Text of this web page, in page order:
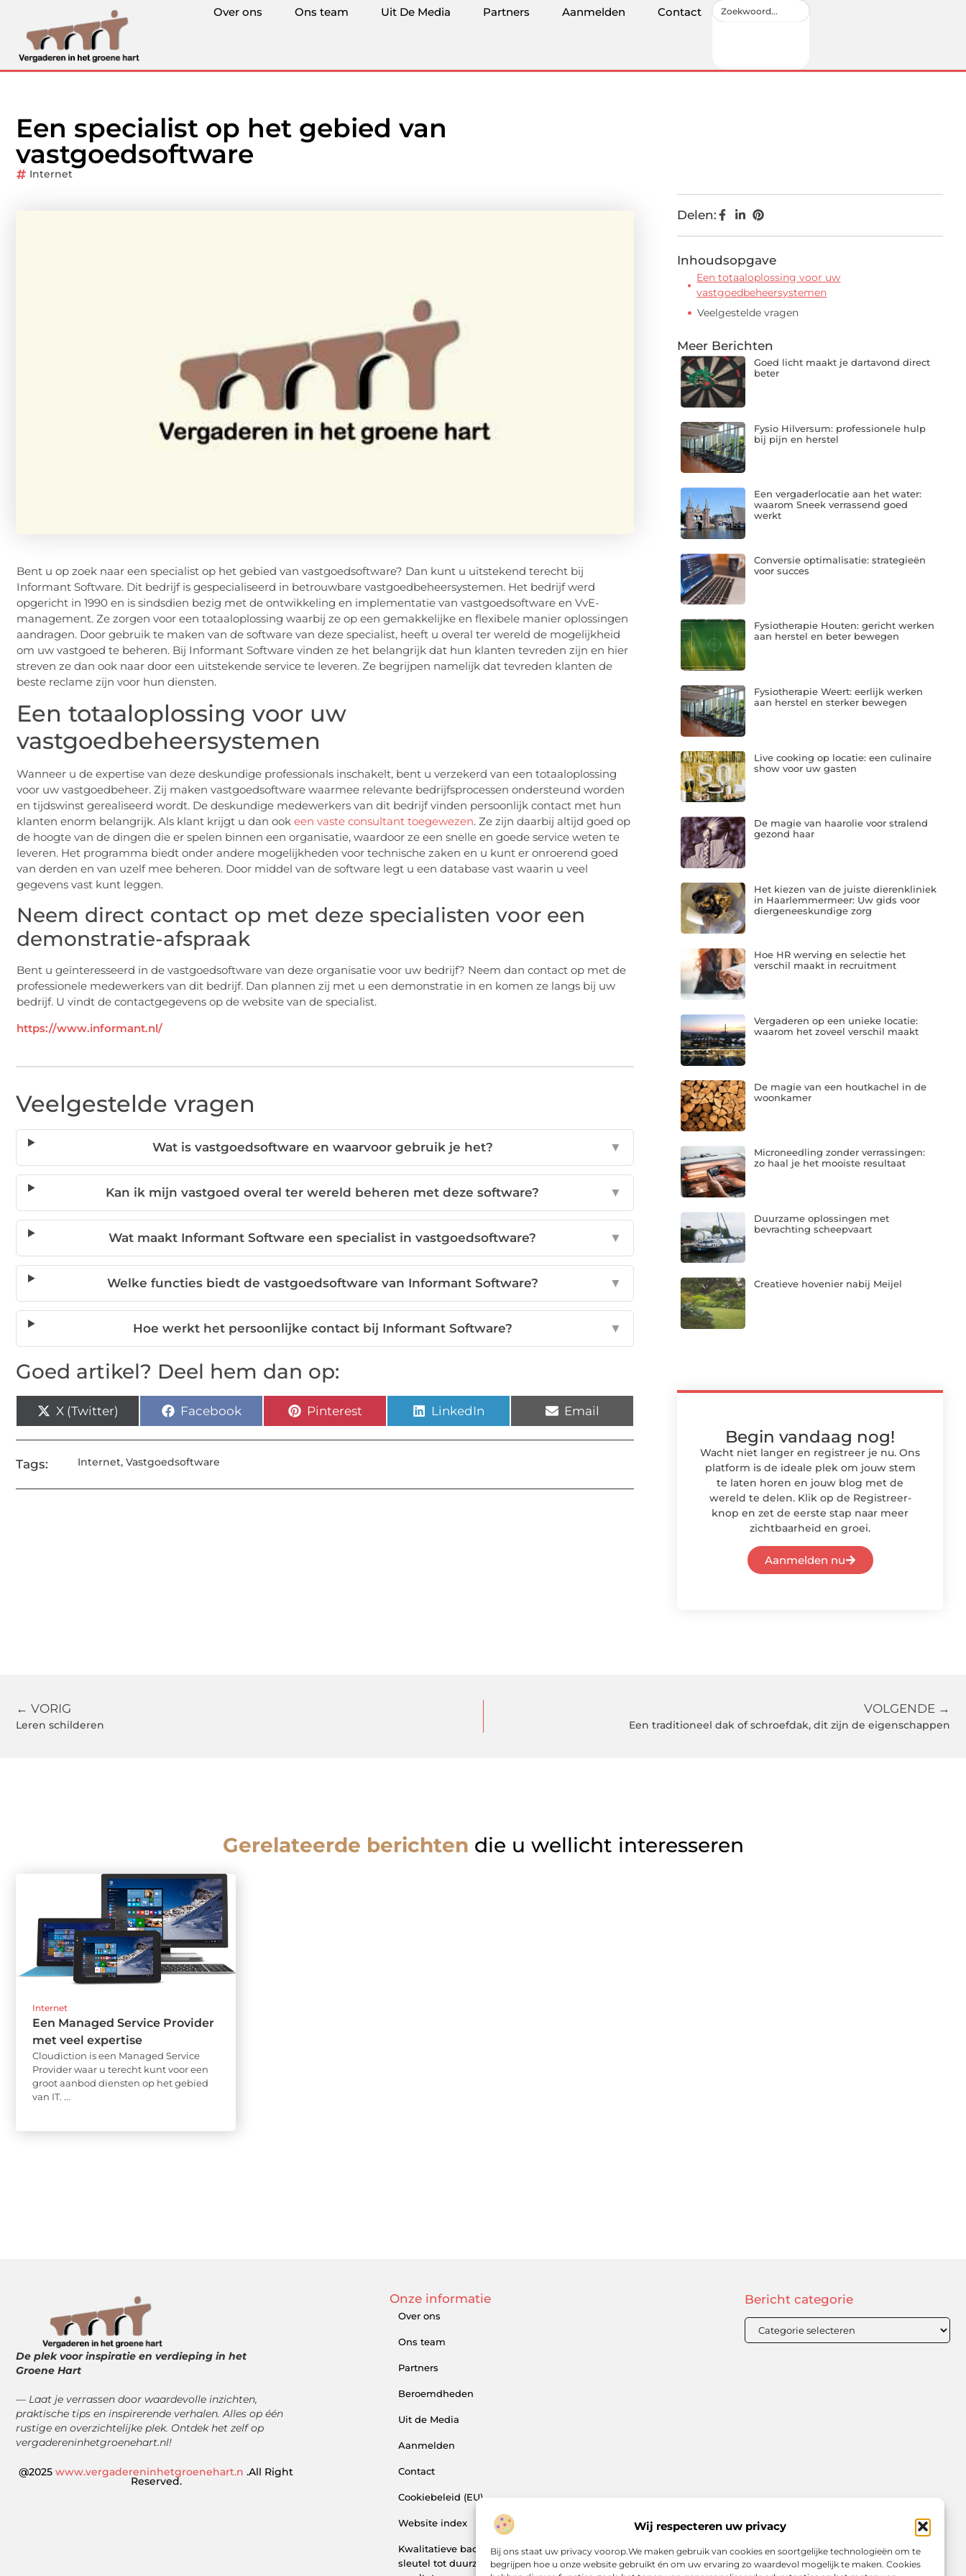
Wij respecteren uw privacy
Bij ons staat uw privacy voorop.We maken gebruik van cookies en soortgelijke technologieën om te
begrijpen hoe u onze website gebruikt én om uw ervaring zo waardevol mogelijk te maken. Cookies
Over ons Ons team Uit De Media Partners Aanmelden Contact
Een specialist op het gebied van
vastgoedsoftware
Internet
Bent u op zoek naar een specialist op het gebied van vastgoedsoftware? Dan kunt u uitstekend terecht bij
Informant Software. Dit bedrijf is gespecialiseerd in betrouwbare vastgoedbeheersystemen. Het bedrijf werd
opgericht in 1990 en is sindsdien bezig met de ontwikkeling en implementatie van vastgoedsoftware en VvE-
management. Ze zorgen voor een totaaloplossing waarbij ze op een gemakkelijke en flexibele manier oplossingen
aandragen. Door gebruik te maken van de software van deze specialist, heeft u overal ter wereld de mogelijkheid
om uw vastgoed te beheren. Bij Informant Software vinden ze het belangrijk dat hun klanten tevreden zijn en hier
streven ze dan ook naar door een uitstekende service te leveren. Ze begrijpen namelijk dat tevreden klanten de
beste reclame zijn voor hun diensten.
Een totaaloplossing voor uw
vastgoedbeheersystemen
Wanneer u de expertise van deze deskundige professionals inschakelt, bent u verzekerd van een totaaloplossing
voor uw vastgoedbeheer. Zij maken vastgoedsoftware waarmee relevante bedrijfsprocessen ondersteund worden
en tijdswinst gerealiseerd wordt. De deskundige medewerkers van dit bedrijf vinden persoonlijk contact met hun
klanten enorm belangrijk. Als klant krijgt u dan ook een vaste consultant toegewezen. Ze zijn daarbij altijd goed op
de hoogte van de dingen die er spelen binnen een organisatie, waardoor ze een snelle en goede service weten te
leveren. Het programma biedt onder andere mogelijkheden voor technische zaken en u kunt er onroerend goed
van derden en van uzelf mee beheren. Door middel van de software legt u een database vast waarin u veel
gegevens vast kunt leggen.
Neem direct contact op met deze specialisten voor een
demonstratie-afspraak
Bent u geïnteresseerd in de vastgoedsoftware van deze organisatie voor uw bedrijf? Neem dan contact op met de
professionele medewerkers van dit bedrijf. Dan plannen zij met u een demonstratie in en komen ze langs bij uw
bedrijf. U vindt de contactgegevens op de website van de specialist.
https://www.informant.nl/
Veelgestelde vragen
Wat is vastgoedsoftware en waarvoor gebruik je het? ▼
Kan ik mijn vastgoed overal ter wereld beheren met deze software? ▼
Wat maakt Informant Software een specialist in vastgoedsoftware? ▼
Welke functies biedt de vastgoedsoftware van Informant Software? ▼
Hoe werkt het persoonlijke contact bij Informant Software? ▼
Goed artikel? Deel hem dan op:
X (Twitter) Facebook Pinterest LinkedIn Email
Tags: Internet, Vastgoedsoftware
Delen:
Inhoudsopgave
Een totaaloplossing voor uw
vastgoedbeheersystemen
Veelgestelde vragen
Meer Berichten
Goed licht maakt je dartavond direct
beter
Fysio Hilversum: professionele hulp
bij pijn en herstel
Een vergaderlocatie aan het water:
waarom Sneek verrassend goed
werkt
Conversie optimalisatie: strategieën
voor succes
Fysiotherapie Houten: gericht werken
aan herstel en beter bewegen
Fysiotherapie Weert: eerlijk werken
aan herstel en sterker bewegen
Live cooking op locatie: een culinaire
show voor uw gasten
De magie van haarolie voor stralend
gezond haar
Het kiezen van de juiste dierenkliniek
in Haarlemmermeer: Uw gids voor
diergeneeskundige zorg
Hoe HR werving en selectie het
verschil maakt in recruitment
Vergaderen op een unieke locatie:
waarom het zoveel verschil maakt
De magie van een houtkachel in de
woonkamer
Microneedling zonder verrassingen:
zo haal je het mooiste resultaat
Duurzame oplossingen met
bevrachting scheepvaart
Creatieve hovenier nabij Meijel
Begin vandaag nog!
Wacht niet langer en registreer je nu. Ons
platform is de ideale plek om jouw stem
te laten horen en jouw blog met de
wereld te delen. Klik op de Registreer-
knop en zet de eerste stap naar meer
zichtbaarheid en groei.
Aanmelden nu
← VORIG
Leren schilderen
VOLGENDE →
Een traditioneel dak of schroefdak, dit zijn de eigenschappen
Gerelateerde berichten die u wellicht interesseren
Internet
Een Managed Service Provider
met veel expertise
Cloudiction is een Managed Service
Provider waar u terecht kunt voor een
groot aanbod diensten op het gebied
van IT. ...
De plek voor inspiratie en verdieping in het
Groene Hart
— Laat je verrassen door waardevolle inzichten,
praktische tips en inspirerende verhalen. Alles op één
rustige en overzichtelijke plek. Ontdek het zelf op
vergadereninhetgroenehart.nl!
@2025 www.vergadereninhetgroenehart.n .All Right
Reserved.
Onze informatie
Over ons
Ons team
Partners
Beroemdheden
Uit de Media
Aanmelden
Contact
Cookiebeleid (EU)
Website index
Kwalitatieve backlinks: de
sleutel tot duurzame SEO-
Bericht categorie